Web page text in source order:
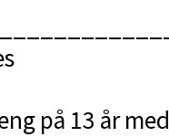
på 13 år